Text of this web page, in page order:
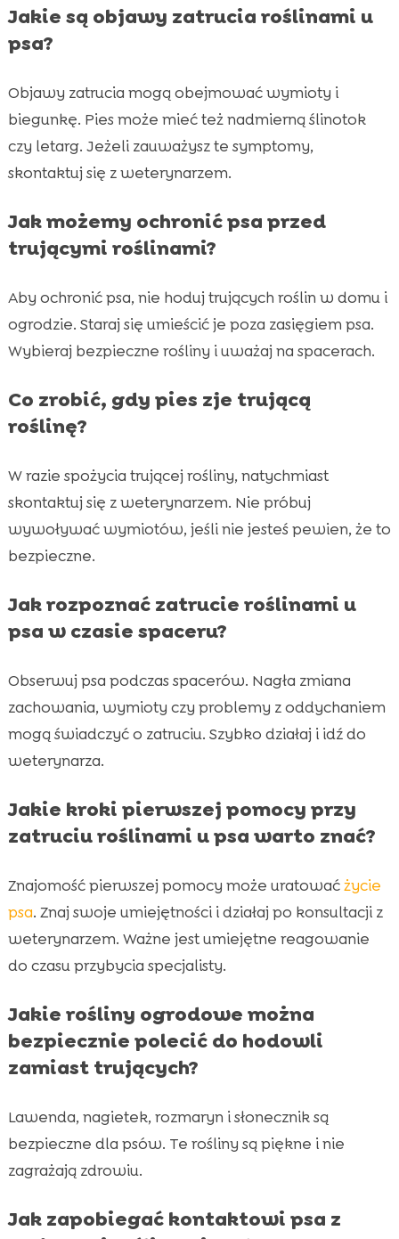
Jakie są objawy zatrucia roślinami u
psa?
Objawy zatrucia mogą obejmować wymioty i
biegunkę. Pies może mieć też nadmierną ślinotok
czy letarg. Jeżeli zauważysz te symptomy,
skontaktuj się z weterynarzem.
Jak możemy ochronić psa przed
trującymi roślinami?
Aby ochronić psa, nie hoduj trujących roślin w domu i
ogrodzie. Staraj się umieścić je poza zasięgiem psa.
Wybieraj bezpieczne rośliny i uważaj na spacerach.
Co zrobić, gdy pies zje trującą
roślinę?
W razie spożycia trującej rośliny, natychmiast
skontaktuj się z weterynarzem. Nie próbuj
wywoływać wymiotów, jeśli nie jesteś pewien, że to
bezpieczne.
Jak rozpoznać zatrucie roślinami u
psa w czasie spaceru?
Obserwuj psa podczas spacerów. Nagła zmiana
zachowania, wymioty czy problemy z oddychaniem
mogą świadczyć o zatruciu. Szybko działaj i idź do
weterynarza.
Jakie kroki pierwszej pomocy przy
zatruciu roślinami u psa warto znać?
Znajomość pierwszej pomocy może uratowaćżycie
psa. Znaj swoje umiejętności i działaj po konsultacji z
weterynarzem. Ważne jest umiejętne reagowanie
do czasu przybycia specjalisty.
Jakie rośliny ogrodowe można
bezpiecznie polecić do hodowli
zamiast trujących?
Lawenda, nagietek, rozmaryn i słonecznik są
bezpieczne dla psów. Te rośliny są piękne i nie
zagrażają zdrowiu.
Jak zapobiegać kontaktowi psa z